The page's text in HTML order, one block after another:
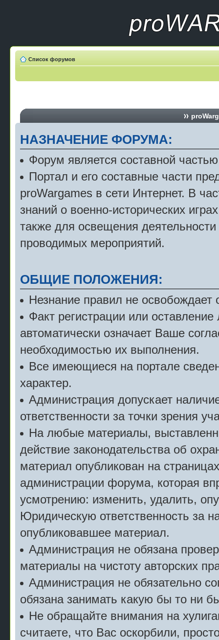
Список форумов
НАЗНАЧЕНИЕ ФОРУМА:
Форум является составной
Портал и его составные части
proWargames в сети Интернет. В
знаний о военно-исторических
также для освещения
проводимых мероприятий.
ОБЩИЕ ПОЛОЖЕНИЯ:
Незнание правил не освобождает
Факт регистрации или
автоматически означает Ваше
необходимостью их выполнения.
Все имеющиеся на портале
характер.
Администрация допускает
ответственности за точки зрения
На любые материалы,
действие законодательства об
материал опубликован на
администрации форума, которая
усмотрению: изменить, удалить,
Юридическую ответственность за
опубликовавшее материал.
Администрация не обязана
материалы на чистоту авторских
Администрация не обязательно
обязана занимать какую бы то ни
Не обращайте внимания на
считаете, что Вас оскорбили,